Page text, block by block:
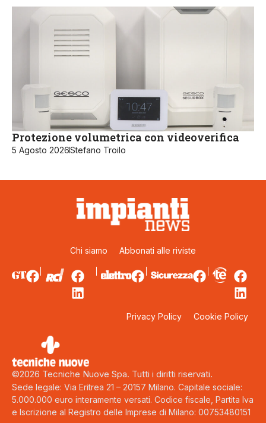
Protezione volumetrica con videoverifica
5 Agosto 2026Stefano Troilo
Chi siamo Abbonati alle riviste
Privacy Policy Cookie Policy
©2026 Tecniche Nuove Spa. Tutti i diritti riservati.
Sede legale: Via Eritrea 21 – 20157 Milano. Capitale sociale:
5.000.000 euro interamente versati. Codice fiscale, Partita Iva
e Iscrizione al Registro delle Imprese di Milano: 00753480151